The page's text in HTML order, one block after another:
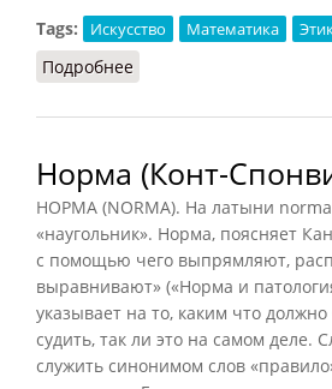
Tags:
Искусство Математика
Подробнее
Норма (Конт-
НОРМА (NORMA). На латыни
«наугольник». Норма, поясняет
с помощью чего выпрямляют,
выравнивают» («Норма и
указывает на то, каким что
судить, так ли это на самом деле.
служить синонимом слов